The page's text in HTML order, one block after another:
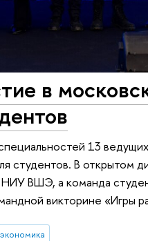
в
13
студентов. В открытом
ВШЭ, а команда
викторине «Игры
экономика